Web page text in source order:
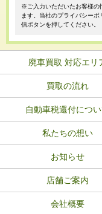
※ご入力いただいたお客様の
ます。当社のプライバシー
信ボタンを押してください。
廃車買取 対応エリ
買取の流れ
自動車税還付につ
私たちの想い
お知らせ
店舗ご案内
会社概要